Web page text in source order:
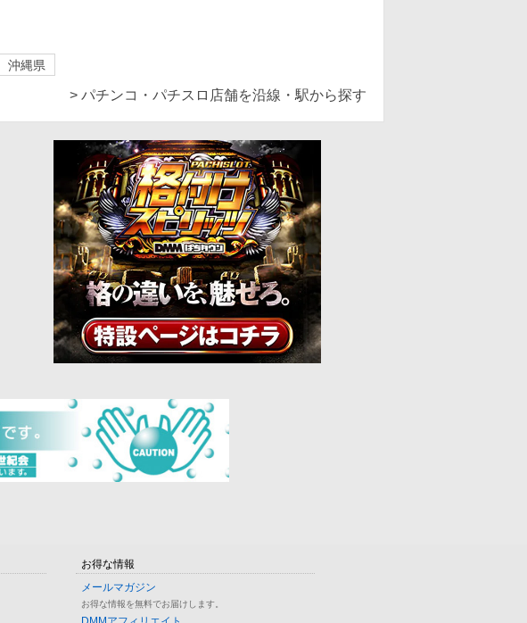
沖縄県
> パチンコ・パチスロ店舗を沿線・駅から探す
お得な情報
メールマガジン
お得な情報を無料でお届けします。